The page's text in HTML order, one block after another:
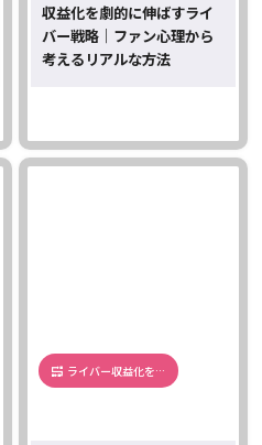
収益化を劇的に伸ばすライ
バー戦略｜ファン心理から
考えるリアルな方法
ライバー収益化を…